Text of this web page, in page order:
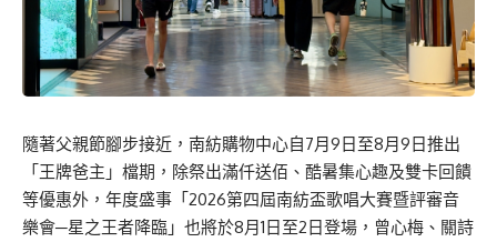
隨著父親節腳步接近，南紡購物中心自7月9日至8月9日推出
「王牌爸主」檔期，除祭出滿仟送佰、酷暑集心趣及雙卡回饋
等優惠外，年度盛事「2026第四屆南紡盃歌唱大賽暨評審音
樂會─星之王者降臨」也將於8月1日至2日登場，曾心梅、關詩